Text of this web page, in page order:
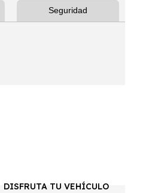
Seguridad
DISFRUTA TU VEHÍCULO